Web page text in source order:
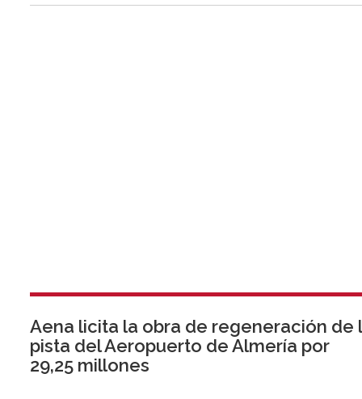
Aena licita la obra de regeneración de
pista del Aeropuerto de Almería por
29,25 millones